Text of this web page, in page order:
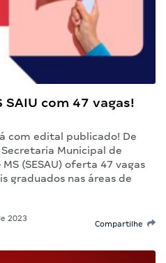
SAIU com 47 vagas!
com edital publicado! De
Municipal de
(SESAU) oferta 47 vagas
graduados nas áreas de
2023
Compartilhe